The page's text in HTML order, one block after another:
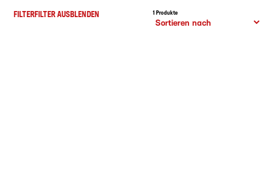
FILTERFILTER AUSBLENDEN 1 Produkte